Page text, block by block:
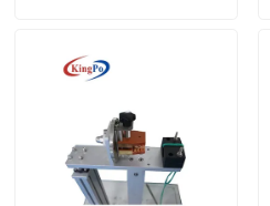
Giro della fabbrica
Controllo di qualità